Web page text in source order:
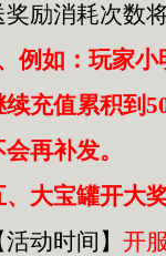
奖励消耗次数
例如：玩家
续充值累积到
再补发。
、大宝罐开大
活动时间】 开